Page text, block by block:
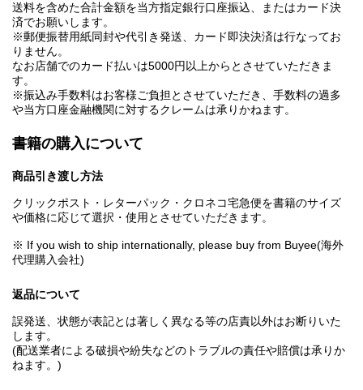
送料を含めた合計金額を当方指定銀行口座振込、またはカード決
済でお願いします。
※郵便振替用紙同封や代引き発送、カード即決決済は行なってお
りません。
なお店舗でのカード払いは5000円以上からとさせていただきま
す。
※振込み手数料はお客様ご負担とさせていただき、手数料の過多
や当方口座金融機関に対するクレームは承りかねます。
書籍の購入について
商品引き渡し方法
クリックポスト・レターパック・クロネコ宅急便を書籍のサイズ
や価格に応じて選択・使用とさせていただきます。
※ If you wish to ship internationally, please buy from Buyee(海外
代理購入会社)
返品について
誤発送、状態が表記とは著しく異なる等の店責以外はお断りいた
します。
(配送業者による破損や紛失などのトラブルの責任や賠償は承りか
ねます。)